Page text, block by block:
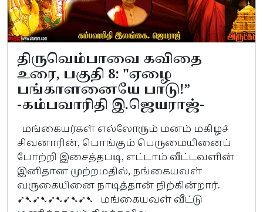
திருவெம்பாவை கவிதை
உரை, பகுதி 8: "ஏழை
பங்காளனையே பாடு!”
-கம்பவாரிதி இ.ஜெயராஜ்-
மங்கையர்கள் எல்லோரும் மனம் மகிழச்
சிவனாரின், பொங்கும் பெருமையினைப்
போற்றி இசைத்தபடி, எட்டாம் வீட்டவளின்
இனிதான முற்றமதில், நங்கையவள்
வருகையினை நாடித்தான் நிற்கின்றார்.
➹➷➹➷➹➷➹➷➹➷ மங்கையவள் வீட்டு